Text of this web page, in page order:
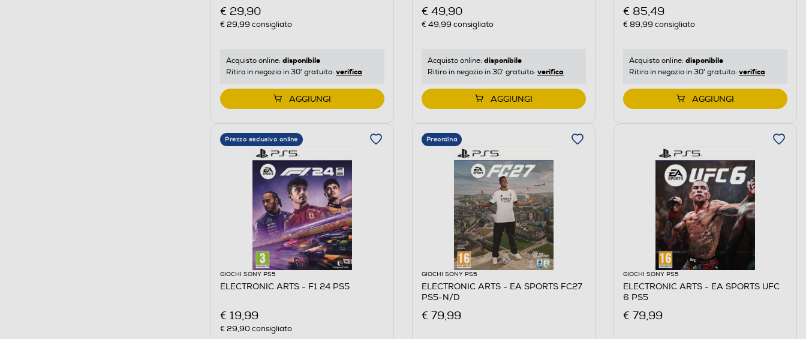
€ 29,90
€ 29,99 consigliato
Acquisto online: disponibile
Ritiro in negozio in 30' gratuito: verifica
AGGIUNGI
€ 49,90
€ 49,99 consigliato
Acquisto online: disponibile
Ritiro in negozio in 30' gratuito: verifica
AGGIUNGI
€ 85,49
€ 89,99 consigliato
Acquisto online: disponibile
Ritiro in negozio in 30' gratuito: verifica
AGGIUNGI
Prezzo esclusivo online
GIOCHI SONY PS5
ELECTRONIC ARTS - F1 24 PS5
€ 19,99
€ 29,90consigliato
Preordina
GIOCHI SONY PS5
ELECTRONIC ARTS - EA SPORTS FC27
PS5-N/D
€ 79,99
GIOCHI SONY PS5
ELECTRONIC ARTS - EA SPORTS UFC
6 PS5
€ 79,99